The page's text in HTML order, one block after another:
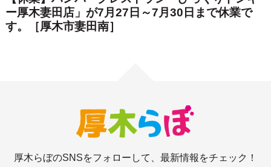
厚木らぼのSNSをフォローして、最新情報をチェック！